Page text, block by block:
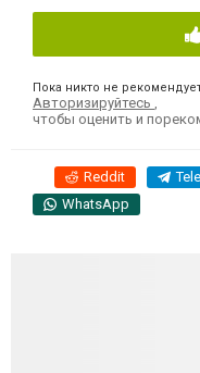
Пока никто не
Авторизируйтесь
чтобы оценить и
Reddit
WhatsApp